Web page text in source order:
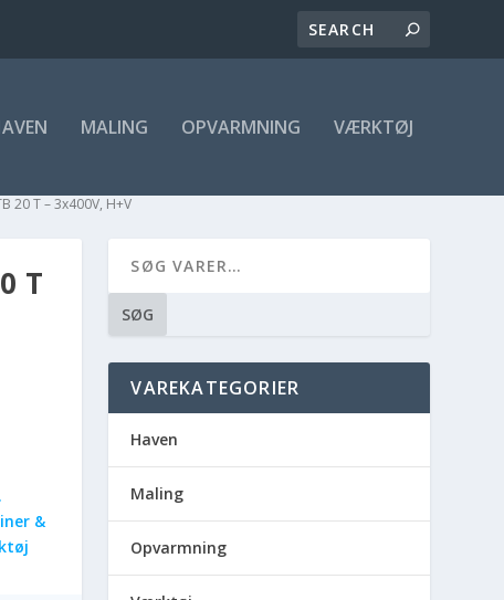
MALING OPVARMNING VÆRKTØJ
20 T – 3x400V, H+V
T
&
SØG
VAREKATEGORIER
Haven
Maling
Opvarmning